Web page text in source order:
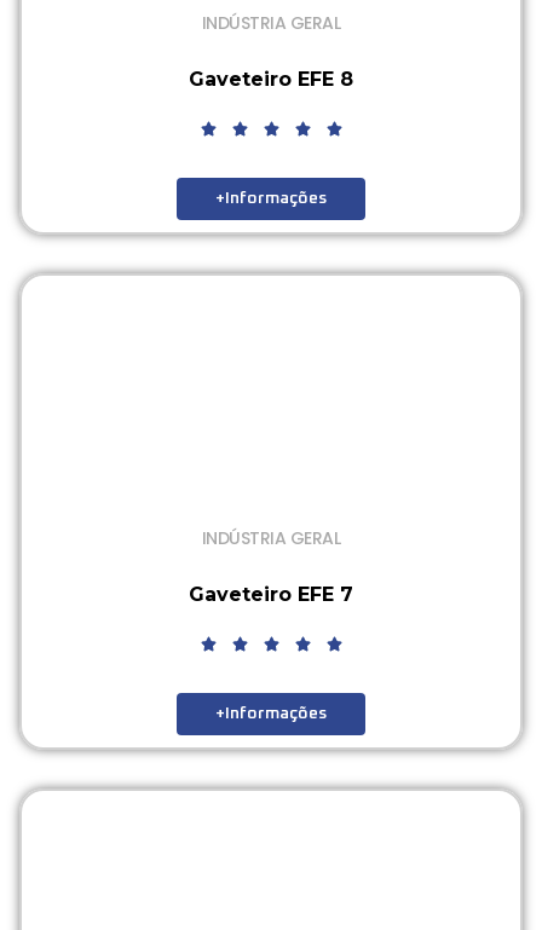
INDÚSTRIA GERAL
Gaveteiro EFE 8
+Informações
INDÚSTRIA GERAL
Gaveteiro EFE 7
+Informações